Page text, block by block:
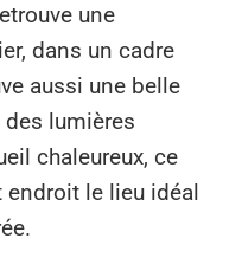
une
dans un cadre
aussi une belle
lumières
chaleureux, ce
le lieu idéal